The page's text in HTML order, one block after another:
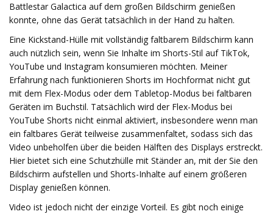
Battlestar Galactica auf dem großen Bildschirm genießen
konnte, ohne das Gerät tatsächlich in der Hand zu halten.
Eine Kickstand-Hülle mit vollständig faltbarem Bildschirm kann
auch nützlich sein, wenn Sie Inhalte im Shorts-Stil auf TikTok,
YouTube und Instagram konsumieren möchten. Meiner
Erfahrung nach funktionieren Shorts im Hochformat nicht gut
mit dem Flex-Modus oder dem Tabletop-Modus bei faltbaren
Geräten im Buchstil. Tatsächlich wird der Flex-Modus bei
YouTube Shorts nicht einmal aktiviert, insbesondere wenn man
ein faltbares Gerät teilweise zusammenfaltet, sodass sich das
Video unbeholfen über die beiden Hälften des Displays erstreckt.
Hier bietet sich eine Schutzhülle mit Ständer an, mit der Sie den
Bildschirm aufstellen und Shorts-Inhalte auf einem größeren
Display genießen können.
Video ist jedoch nicht der einzige Vorteil. Es gibt noch einige